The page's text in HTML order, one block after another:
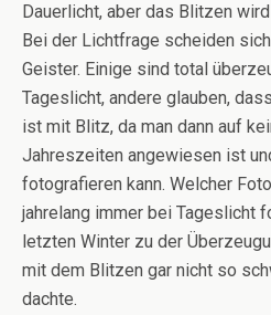
Dauerlicht, aber das Blitzen
Bei der Lichtfrage scheiden
Geister. Einige sind total
Tageslicht, andere glauben,
ist mit Blitz, da man dann auf
Jahreszeiten angewiesen ist
fotografieren kann. Welcher
jahrelang immer bei Tageslicht
letzten Winter zu der
mit dem Blitzen gar nicht so
dachte.